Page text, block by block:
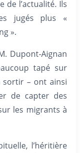
de l’actualité. Ils
jugés plus «
».
Dupont-Aignan
tapé sur
sortir – ont ainsi
de capter des
les migrants à
l’héritière